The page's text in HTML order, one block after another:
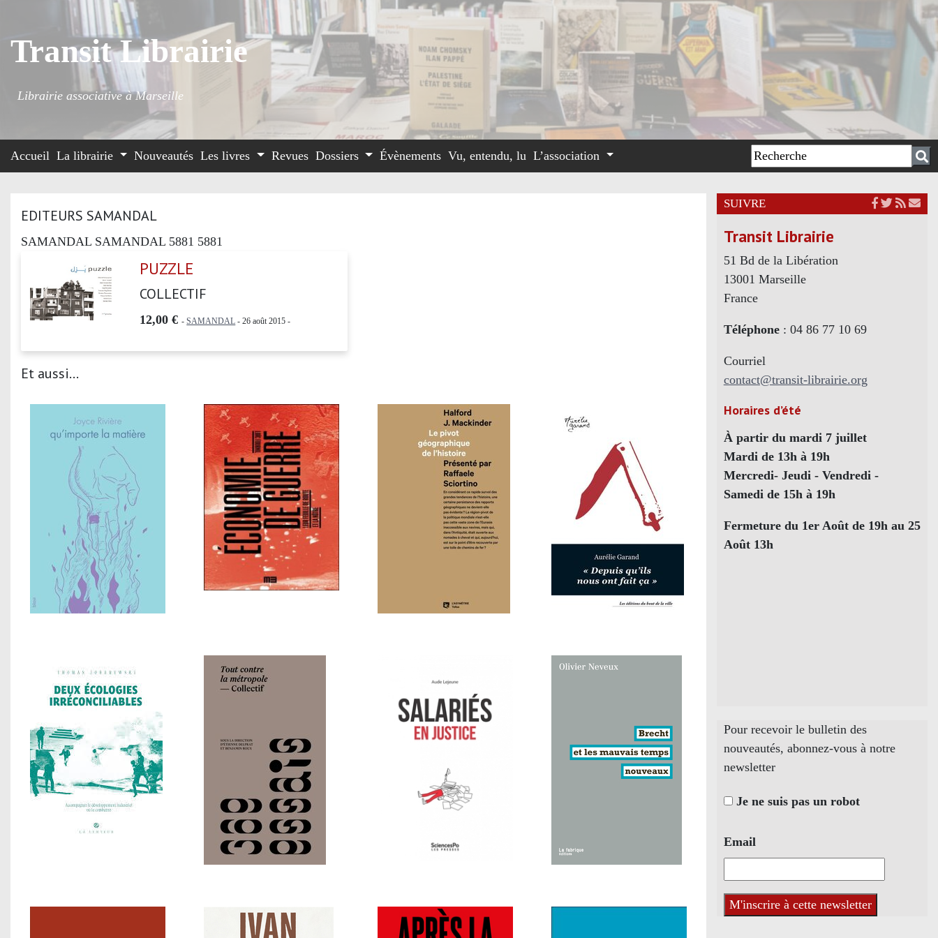
Transit Librairie
Librairie associative à Marseille
Accueil La librairie Nouveautés Les livres Revues Dossiers Évènements Vu, entendu, lu L’association
EDITEURS SAMANDAL
SAMANDAL SAMANDAL 5881 5881
PUZZLE
COLLECTIF
12,00 € -SAMANDAL - 26 août 2015 -
Et aussi...
SUIVRE
Transit Librairie
51 Bd de la Libération
13001 Marseille
France
Téléphone: 04 86 77 10 69
Courriel
contact@transit-librairie.org
Horaires d’été
À partir du mardi 7 juillet
Mardi de 13h à 19h
Mercredi- Jeudi - Vendredi -
Samedi de 15h à 19h
Fermeture du 1er Août de 19h au 25
Août 13h
Pour recevoir le bulletin des
nouveautés, abonnez-vous à notre
newsletter
Je ne suis pas un robot
Email